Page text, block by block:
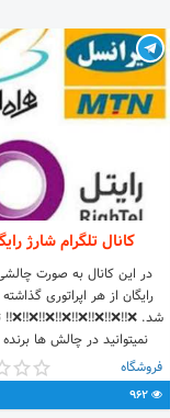
کانال تلگرام شارژ
در این کانال به صورت
رایگان از هر اپراتوری
شد. ❌‼❌‼❌‼❌‼❌‼❌‼❌‼❌‼
نمیتوانید در چالش ها
میتوانید با رفتن به کانال
بسته های مورد نظر خود را با
از مارکت های رسمی
فروشگاه
962